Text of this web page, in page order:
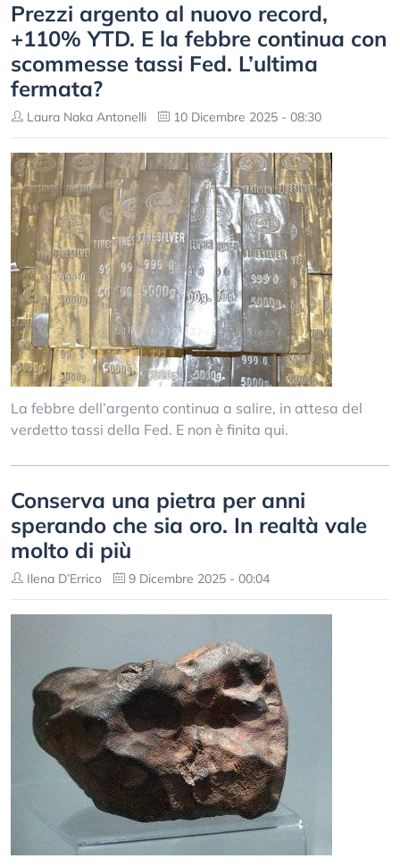
Prezzi argento al nuovo record,
+110% YTD. E la febbre continua con
scommesse tassi Fed. L’ultima
fermata?
Laura Naka Antonelli 10 Dicembre 2025 - 08:30
La febbre dell’argento continua a salire, in attesa del
verdetto tassi della Fed. E non è finita qui.
Conserva una pietra per anni
sperando che sia oro. In realtà vale
molto di più
Ilena D’Errico 9 Dicembre 2025 - 00:04